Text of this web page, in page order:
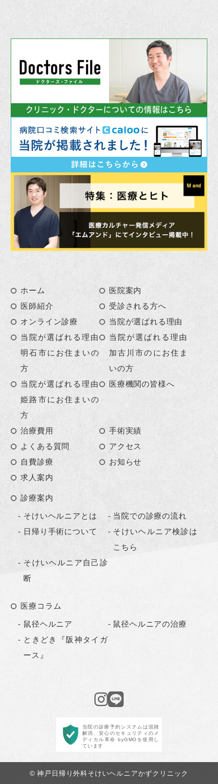
ホーム
医院案内
医師紹介
受診される方へ
オンライン診療
当院が選ばれる理由
当院が選ばれる理由
明石市にお住まいの
方
当院が選ばれる理由
加古川市のにお住ま
いの方
当院が選ばれる理由
姫路市にお住まいの
方
医療機関の皆様へ
治療費用
手術実績
よくある質問
アクセス
自費診療
お知らせ
求人案内
診療案内
そけいヘルニアとは
当院での診療の流れ
日帰り手術について
そけいヘルニア検診は
こちら
そけいヘルニア自己診
断
医療コラム
鼠径ヘルニア
鼠径ヘルニアの治療
ときどき『阪神タイガ
ース』
当院の診療予約システムは混雑
解消、安心のセキュリティのメ
ディカル革命 byGMOを使用し
ています
© 神戸日帰り外科そけいヘルニアかずクリニック